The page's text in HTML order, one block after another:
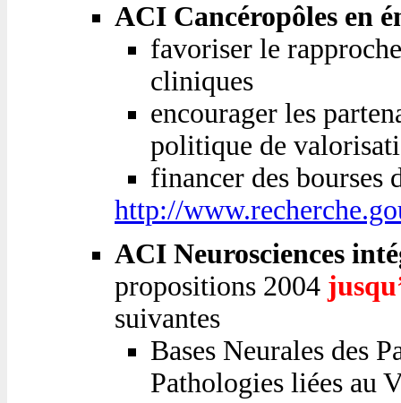
ACI Cancéropôles en
favoriser le
cliniques
encourager les
politique de
financer des bourses
http://
ACI Neurosciences
propositions 2004
suivantes
Bases Neurales des
Pathologies liées au